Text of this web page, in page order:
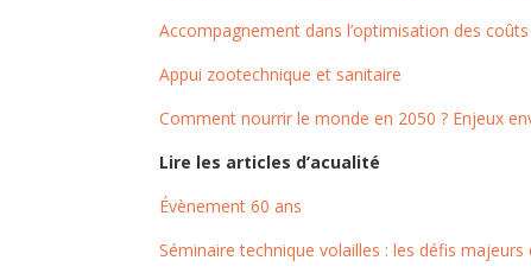
Accompagnement dans l’optimisation des
Appui zootechnique et sanitaire
Comment nourrir le monde en 2050 ? Enjeux
Lire les articles d’acualité
Évènement 60 ans
Séminaire technique volailles : les défis majeurs